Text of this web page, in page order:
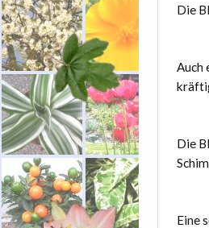
Die
Auch
Die
Eine